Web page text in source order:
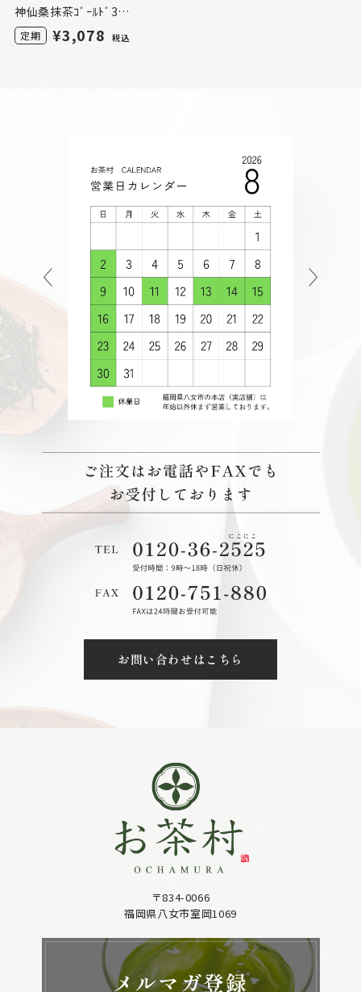
神仙桑抹茶ｺﾞｰﾙﾄﾞ30 1箱（定期）
定期 ¥3,078 税込
お問い合わせはこちら
〒834-0066
福岡県八女市室岡1069